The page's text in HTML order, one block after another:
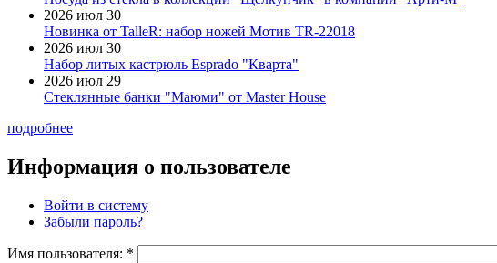
2026 июл 30
Новинка от TalleR: набор ножей Мотив TR-22018
2026 июл 30
Набор литых кастрюль Esprado "Кварта"
2026 июл 29
Стеклянные банки "Маюми" от Master House
подробнее
Информация о пользователе
Войти в систему
Забыли пароль?
Имя пользователя: *